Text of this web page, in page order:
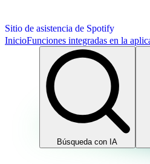
Sitio de asistencia de Spotify
InicioFunciones integradas en la
Búsqueda con IA